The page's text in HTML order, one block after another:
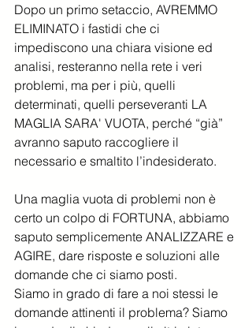
Dopo un primo setaccio, AVREMMO
ELIMINATO i fastidi che ci
impediscono una chiara visione ed
analisi, resteranno nella rete i veri
problemi, ma per i più, quelli
determinati, quelli perseveranti LA
MAGLIA SARA' VUOTA, perché “già”
avranno saputo raccogliere il
necessario e smaltito l’indesiderato.
Una maglia vuota di problemi non è
certo un colpo di FORTUNA, abbiamo
saputo semplicemente ANALIZZARE e
AGIRE, dare risposte e soluzioni alle
domande che ci siamo posti.
Siamo in grado di fare a noi stessi le
domande attinenti il problema? Siamo